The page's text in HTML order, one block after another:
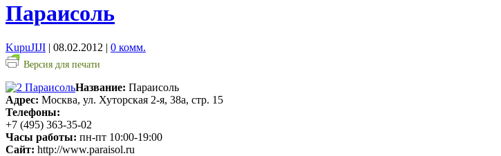
Параисоль
KupuJIJI | 08.02.2012 | 0 комм.
Версия для печати
Название: Параисоль
Адрес: Москва, ул. Хуторская 2-я, 38а, стр. 15
Телефоны:
+7 (495) 363-35-02
Часы работы: пн-пт 10:00-19:00
Сайт: http://www.paraisol.ru